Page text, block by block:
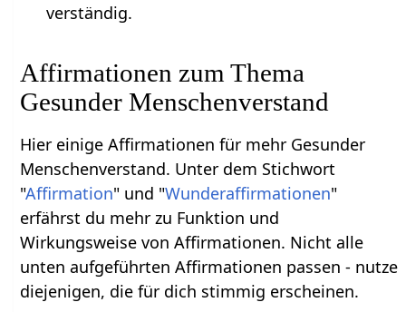
verständig.
Affirmationen zum Thema
Gesunder Menschenverstand
Hier einige Affirmationen für mehr Gesunder
Menschenverstand. Unter dem Stichwort
"Affirmation" und "Wunderaffirmationen"
erfährst du mehr zu Funktion und
Wirkungsweise von Affirmationen. Nicht alle
unten aufgeführten Affirmationen passen - nutze
diejenigen, die für dich stimmig erscheinen.